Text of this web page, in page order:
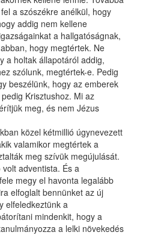
a szószékre anélkül, hogy
addig nem kellene
a hallgatóságnak,
hogy megtértek. Ne
a holtak állapotáról addig,
szólunk, megtértek-e. Pedig
beszélünk, hogy az emberek
Krisztushoz. Mi az
meg, és nem Jézus
közel kétmillió úgynevezett
valamikor megtértek a
meg szívük megújulását.
adventista. És a
megy el havonta legalább
elfoglalt bennünket az új
elfeledkeztünk a
mindenkit, hogy a
a lelki növekedés